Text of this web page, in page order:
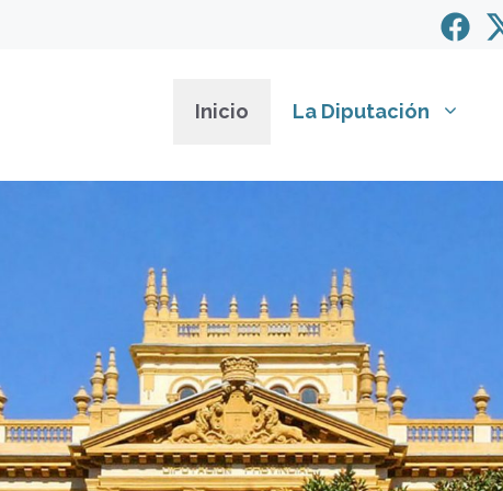
Inicio La Diputación